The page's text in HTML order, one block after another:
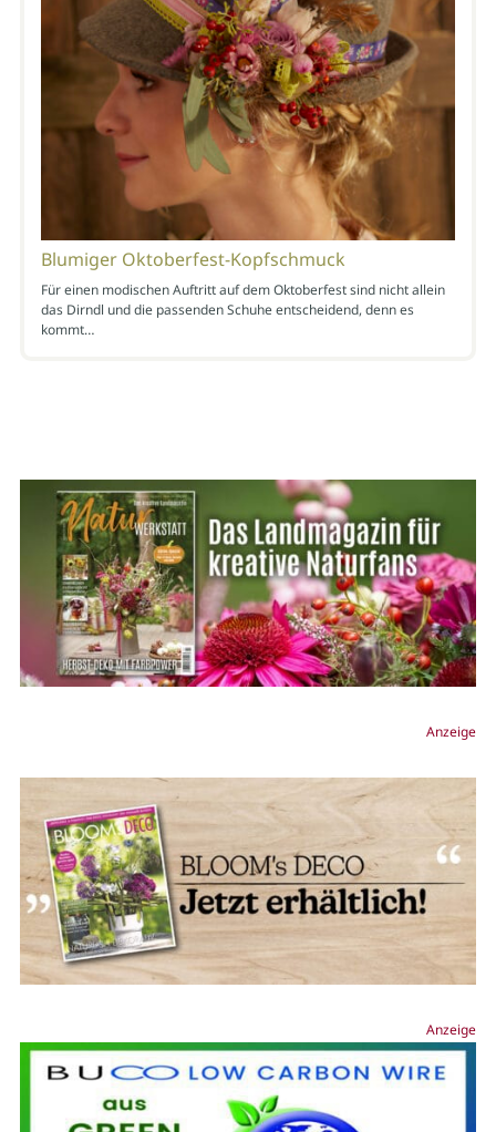
Blumiger Oktoberfest-Kopfschmuck
Für einen modischen Auftritt auf dem Oktoberfest sind nicht allein
das Dirndl und die passenden Schuhe entscheidend, denn es
kommt…
Anzeige
Anzeige